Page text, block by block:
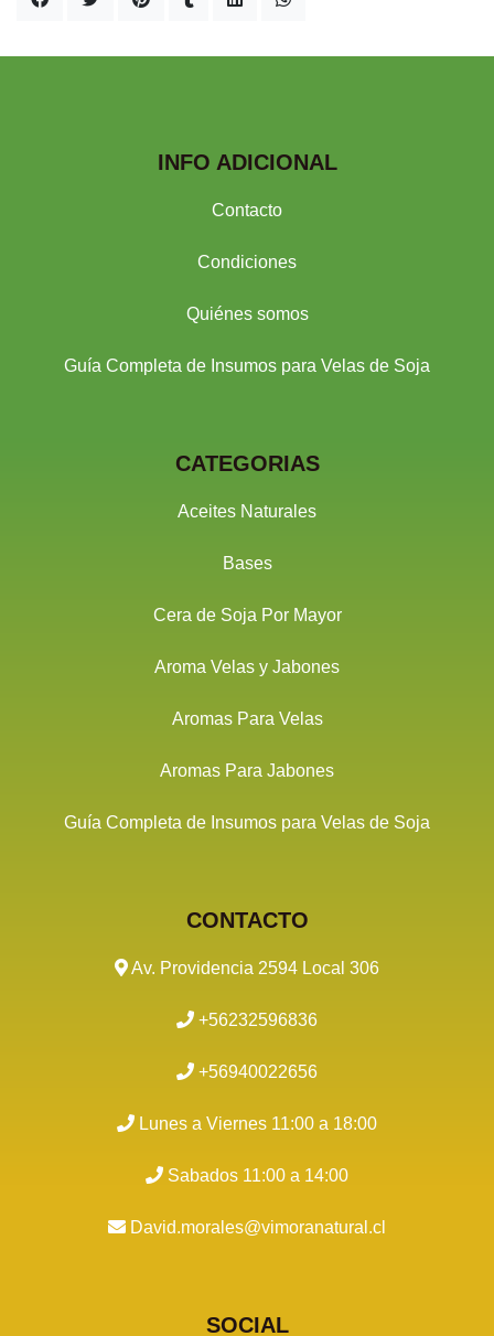
INFO ADICIONAL
Contacto
Condiciones
Quiénes somos
Guía Completa de Insumos para Velas de Soja
CATEGORIAS
Aceites Naturales
Bases
Cera de Soja Por Mayor
Aroma Velas y Jabones
Aromas Para Velas
Aromas Para Jabones
Guía Completa de Insumos para Velas de Soja
CONTACTO
Av. Providencia 2594 Local 306
+56232596836
+56940022656
Lunes a Viernes 11:00 a 18:00
Sabados 11:00 a 14:00
David.morales@vimoranatural.cl
SOCIAL